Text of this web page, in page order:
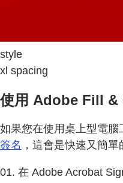
style
xl spacing
使用 Adobe Fill &
如果您在使用桌上型電腦
簽名 ，這會是快速又簡單
01. 在 Adobe Acrobat